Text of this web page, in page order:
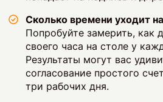
Сколько времени уходит
Попробуйте замерить, как
своего часа на столе у
Результаты могут вас
согласование простого
три рабочих дня.